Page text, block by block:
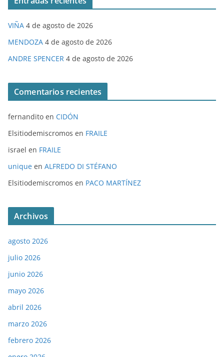
VIÑA 4 de agosto de 2026
MENDOZA 4 de agosto de 2026
ANDRE SPENCER 4 de agosto de 2026
Comentarios recientes
fernandito en CIDÓN
Elsitiodemiscromos en FRAILE
israel en FRAILE
unique en ALFREDO DI STÉFANO
Elsitiodemiscromos en PACO MARTÍNEZ
Archivos
agosto 2026
julio 2026
junio 2026
mayo 2026
abril 2026
marzo 2026
febrero 2026